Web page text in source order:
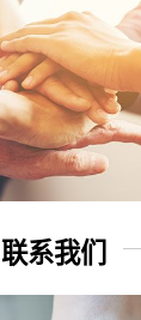
联系我们